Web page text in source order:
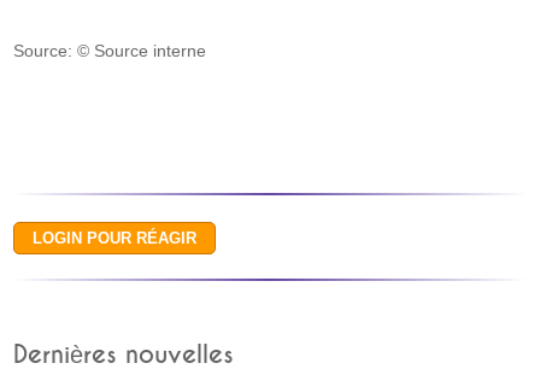
Source: © Source interne
Dernières nouvelles